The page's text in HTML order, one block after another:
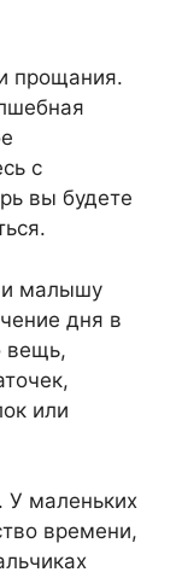
прощания.
с
вы будете
малышу
дня в
вещь,
или
У маленьких
времени,